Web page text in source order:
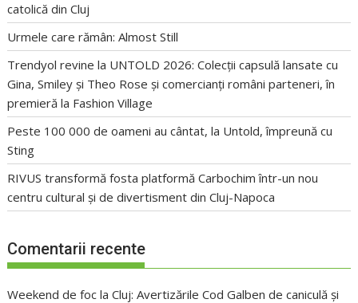
catolică din Cluj
Urmele care rămân: Almost Still
Trendyol revine la UNTOLD 2026: Colecții capsulă lansate cu
Gina, Smiley și Theo Rose și comercianți români parteneri, în
premieră la Fashion Village
Peste 100 000 de oameni au cântat, la Untold, împreună cu
Sting
RIVUS transformă fosta platformă Carbochim într-un nou
centru cultural și de divertisment din Cluj-Napoca
Comentarii recente
Weekend de foc la Cluj: Avertizările Cod Galben de caniculă și